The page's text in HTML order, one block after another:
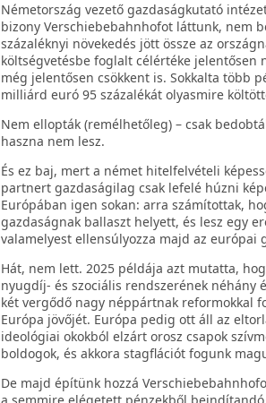
Németország vezető gazdaságkutató
bizony Verschiebebahnhofot láttunk, nem
százaléknyi növekedés jött össze az
költségvetésbe foglalt célértéke jelentősen
még jelentősen csökkent is. Sokkalta több
milliárd euró 95 százalékát olyasmire
Nem ellopták (remélhetőleg) – csak
haszna nem lesz.
És ez baj, mert a német hitelfelvételi
partnert gazdaságilag csak lefelé húzni
Európában igen sokan: arra számítottak,
gazdaságnak ballaszt helyett, és lesz egy
valamelyest ellensúlyozza majd az európai
Hát, nem lett. 2025 példája azt mutatta,
nyugdíj- és szociális rendszerének néhány
két vergődő nagy néppártnak reformokkal
Európa jövőjét. Európa pedig ott áll az
ideológiai okokból elzárt orosz csapok
boldogok, és akkora stagflációt fogunk
De majd építünk hozzá